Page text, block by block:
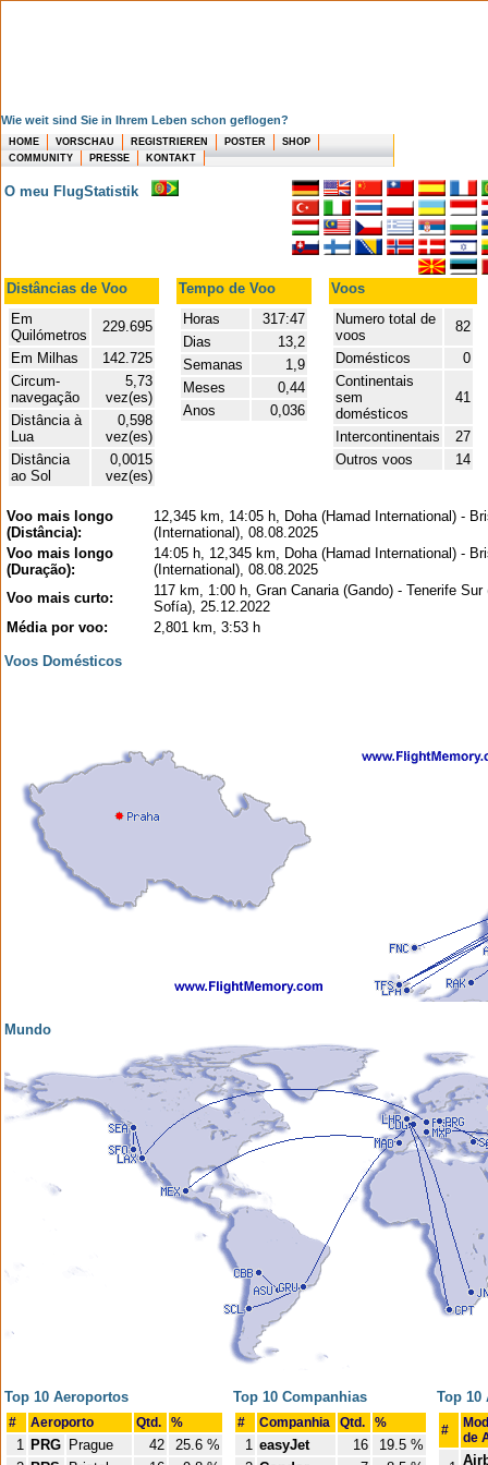
Wie weit sind Sie in Ihrem Leben schon geflogen?
HOME VORSCHAU REGISTRIEREN POSTER
SHOP
COMMUNITY
PRESSE KONTAKT
O meu FlugStatistik
Distâncias de Voo Tempo de Voo
Voos
Em
Quilómetros
229.695
Em Milhas
142.725
Circum-
navegação
5,73
vez(es)
Distância à
Lua
0,598
vez(es)
Distância
ao Sol
0,0015
vez(es)
Horas
317:47
Dias
13,2
Semanas
1,9
Meses
0,44
Anos
0,036
Numero total de
voos
82
Domésticos
0
Continentais
sem
domésticos
41
Intercontinentais
27
Outros voos
14
Voo mais longo
(Distância):
12,345 km, 14:05 h, Doha (Hamad International) -
(International), 08.08.2025
Voo mais longo
(Duração):
14:05 h, 12,345 km, Doha (Hamad International) -
(International), 08.08.2025
Voo mais curto:
117 km, 1:00 h, Gran Canaria (Gando) - Tenerife Sur
Sofía), 25.12.2022
Média por voo:
2,801 km, 3:53 h
Voos Domésticos
Mundo
Top 10 Aeroportos
# Aeroporto Qtd. %
1 PRG Prague 42
25.6 %
Top 10 Companhias
# Companhia Qtd. %
1 easyJet 16
19.5 %
Top 10
#
de